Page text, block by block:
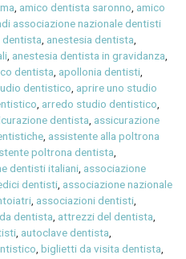
, amico dentista saronno, amico
associazione nazionale dentisti
dentista, anestesia dentista,
, anestesia dentista in gravidanza,
dentista, apollonia dentisti,
dentistico, aprire uno studio
, arredo studio dentistico,
dentista, assicurazione
, assistente alla poltrona
poltrona dentista,
dentisti italiani, associazione
dentisti, associazione nazionale
, associazioni dentisti,
dentista, attrezzi del dentista,
, autoclave dentista,
,biglietti da visita dentista,